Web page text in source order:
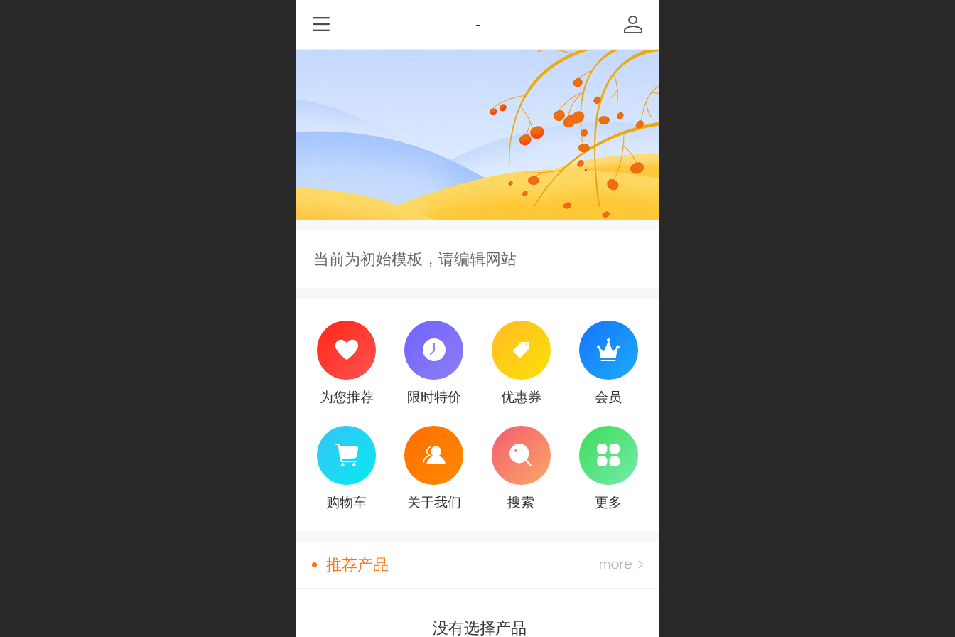
-
当前为初始模板，请编辑网站
为您推荐 限时特价 优惠券 会员
购物车 关于我们 搜索 更多
推荐产品
没有选择产品